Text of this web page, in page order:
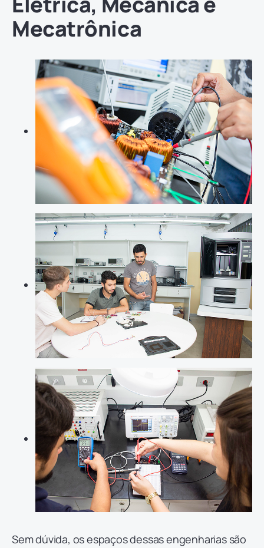
Mecatrônica
Sem dúvida, os espaços dessas engenharias são